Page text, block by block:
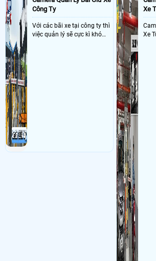
Công Ty
Với các bãi xe tại công ty thì
việc quản lý sẽ cực kì khó
Xe
Xe